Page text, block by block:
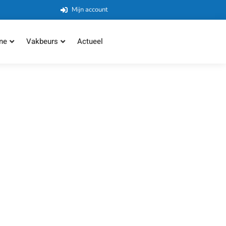
Mijn account
Vakbeurs Actueel